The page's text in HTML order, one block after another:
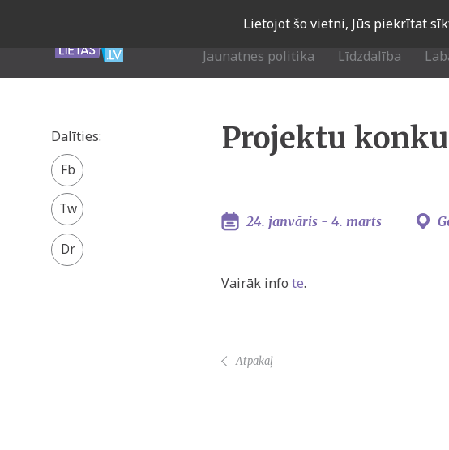
Lietojot šo vietni, Jūs piekrītat
Jaunatnes politika Līdzdalība
Projektu
24. janvāris - 4. marts
Vairāk info te.
Dalīties:
Facebook
share
Twitter
Atpakaļ